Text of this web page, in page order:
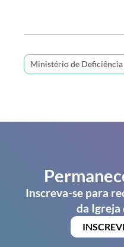
Ministério de Deficiência
Inscreva-se para
da Igreja